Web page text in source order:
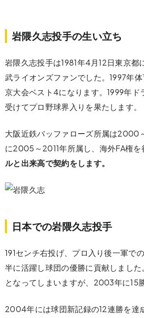
岩隈久志投手の生い立ち
岩隈久志投手は1981年4月12日東京
武ライオンズファンでした。1997年
京大会ベスト4になります。1999年
受けてプロ野球界入りを果たします。
大阪近鉄バッファローズ所属は2000
に2005～2011年所属し、海外FA権を
ルと出来高で契約をします。
日本での岩隈久志投手
191センチ右投げ、プロ入り後一軍で
半に活躍し球団の優勝に貢献しまし
となってしまいますが、2003年に15
2004年には球団新記録の12連勝を達